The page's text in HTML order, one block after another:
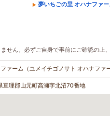
夢いちごの里 オハナファ
ん。必ずご自身で事前にご確認の上、
ァーム（ユメイチゴノサト オハナファ
理郡山元町高瀬字北沼70番地